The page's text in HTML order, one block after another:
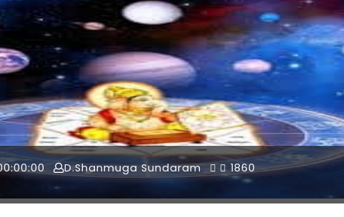
D.Shanmuga Sundaram 1860